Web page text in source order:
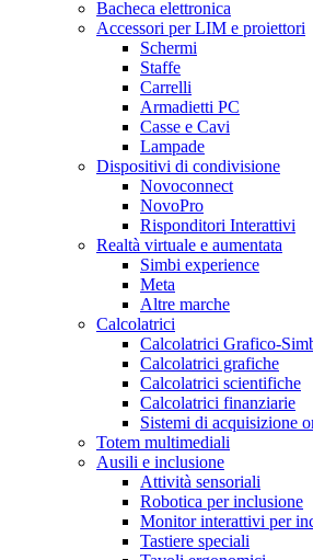
Bacheca elettronica
Accessori per LIM e proiettori
Schermi
Staffe
Carrelli
Armadietti PC
Casse e Cavi
Lampade
Dispositivi di condivisione
Novoconnect
NovoPro
Risponditori Interattivi
Realtà virtuale e aumentata
Simbi experience
Meta
Altre marche
Calcolatrici
Calcolatrici Grafico-
Calcolatrici grafiche
Calcolatrici scientifiche
Calcolatrici finanziarie
Sistemi di acquisizione
Totem multimediali
Ausili e inclusione
Attività sensoriali
Robotica per inclusione
Monitor interattivi per
Tastiere speciali